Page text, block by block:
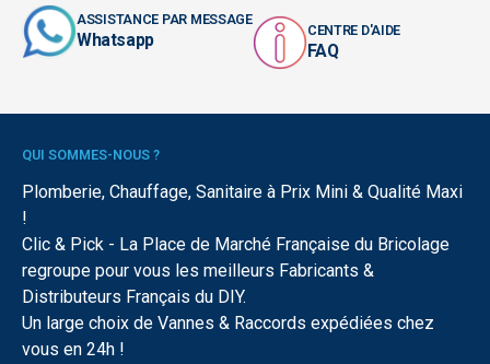
ASSISTANCE PAR MESSAGE
Whatsapp CENTRE D'AIDE
FAQ
QUI SOMMES-NOUS ?
Plomberie, Chauffage, Sanitaire à Prix Mini & Qualité Maxi
!
Clic & Pick - La Place de Marché Française du Bricolage
regroupe pour vous les meilleurs Fabricants &
Distributeurs Français du DIY.
Un large choix de Vannes & Raccords expédiées chez
vous en 24h !